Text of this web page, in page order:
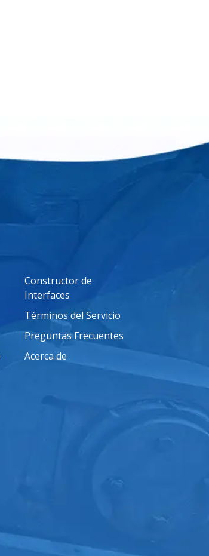
Constructor de
Interfaces
Términos del Servicio
Preguntas Frecuentes
Acerca de